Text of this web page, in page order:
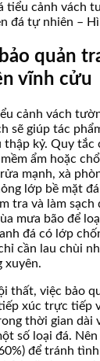
tiểu cảnh vách
đá tự nhiên –
quản
vĩnh cửu
cảnh vách
sẽ giúp tác
kỷ. Quy tắc
ẩm hoặc
mạnh, xà
lớp bề mặt
tra và làm
mưa bão để
đá có lớp
cần lau chùi
xuyên.
thất, việc bảo
xúc trực tiếp
thời gian dài
số loại đá.
để tránh